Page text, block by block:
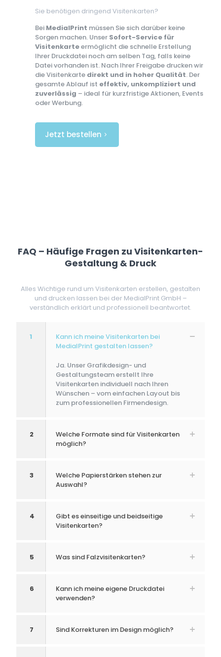
Sie benötigen dringend Visitenkarten?
Bei MedialPrint müssen Sie sich darüber keine
Sorgen machen. Unser Sofort-Service für
Visitenkarteermöglicht die schnelle Erstellung
Ihrer Druckdatei noch am selben Tag, falls keine
Datei vorhanden ist. Nach Ihrer Freigabe drucken wir
die Visitenkarte direkt und in hoher Qualität. Der
gesamte Ablauf ist effektiv, unkompliziert und
zuverlässig – ideal für kurzfristige Aktionen, Events
oder Werbung.
Jetzt bestellen
FAQ – Häufige Fragen zu Visitenkarten-
Gestaltung & Druck
Alles Wichtige rund um Visitenkarten erstellen, gestalten
und drucken lassen bei der MedialPrint GmbH –
verständlich erklärt und professionell beantwortet.
1
Kann ich meine Visitenkarten bei
MedialPrint gestalten lassen?
Ja. Unser Grafikdesign- und
Gestaltungsteam erstellt Ihre
Visitenkarten individuell nach Ihren
Wünschen – vom einfachen Layout bis
zum professionellen Firmendesign.
2
Welche Formate sind für Visitenkarten
möglich?
3
Welche Papierstärken stehen zur
Auswahl?
4
Gibt es einseitige und beidseitige
Visitenkarten?
5 Was sind Falzvisitenkarten?
6
Kann ich meine eigene Druckdatei
verwenden?
7 Sind Korrekturen im Design möglich?